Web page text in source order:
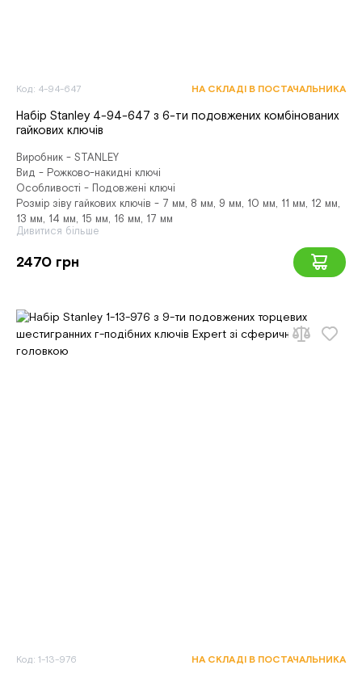
Код: 4-94-647 НА СКЛАДІ В ПОСТАЧАЛЬНИКА
Набір Stanley 4-94-647 з 6-ти подовжених комбінованих
гайкових ключів
Виробник - STANLEY
Вид - Рожково-накидні ключі
Особливості - Подовжені ключі
Розмір зіву гайкових ключів - 7 мм, 8 мм, 9 мм, 10 мм, 11 мм, 12 мм,
13 мм, 14 мм, 15 мм, 16 мм, 17 мм
Дивитися більше
2470 грн
Код: 1-13-976 НА СКЛАДІ В ПОСТАЧАЛЬНИКА